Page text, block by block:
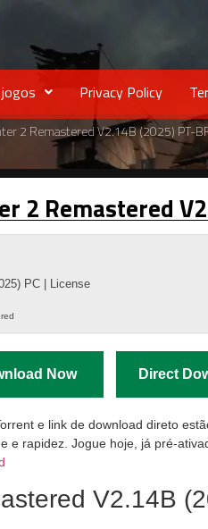
Privacy Policy
2 Remastered V2.14B (2025) PT-
2 Remastered
PC | License
Now Direct
e link de download direto
e rapidez. Jogue hoje, já pré-
V2.14B